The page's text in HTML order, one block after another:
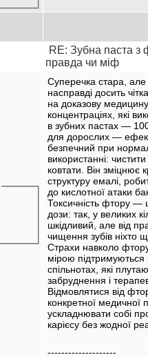
RE: Зубна паста з
правда чи міф
Суперечка стара, але
насправді досить
на доказову
концентраціях, які
в зубних пастах —
для дорослих —
безпечний при
використанні:
ковтати. Він зміцнює
структуру емалі,
до кислотної атаки
Токсичність фтору —
дози: так, у великих
шкідливий, але від
чищення зубів ніхто
Страхи навколо
мірою підтримуються
спільнотах, які
забруднення і
Відмовлятися від
конкретної
ускладнювати собі
карієсу без жодної
--------------------